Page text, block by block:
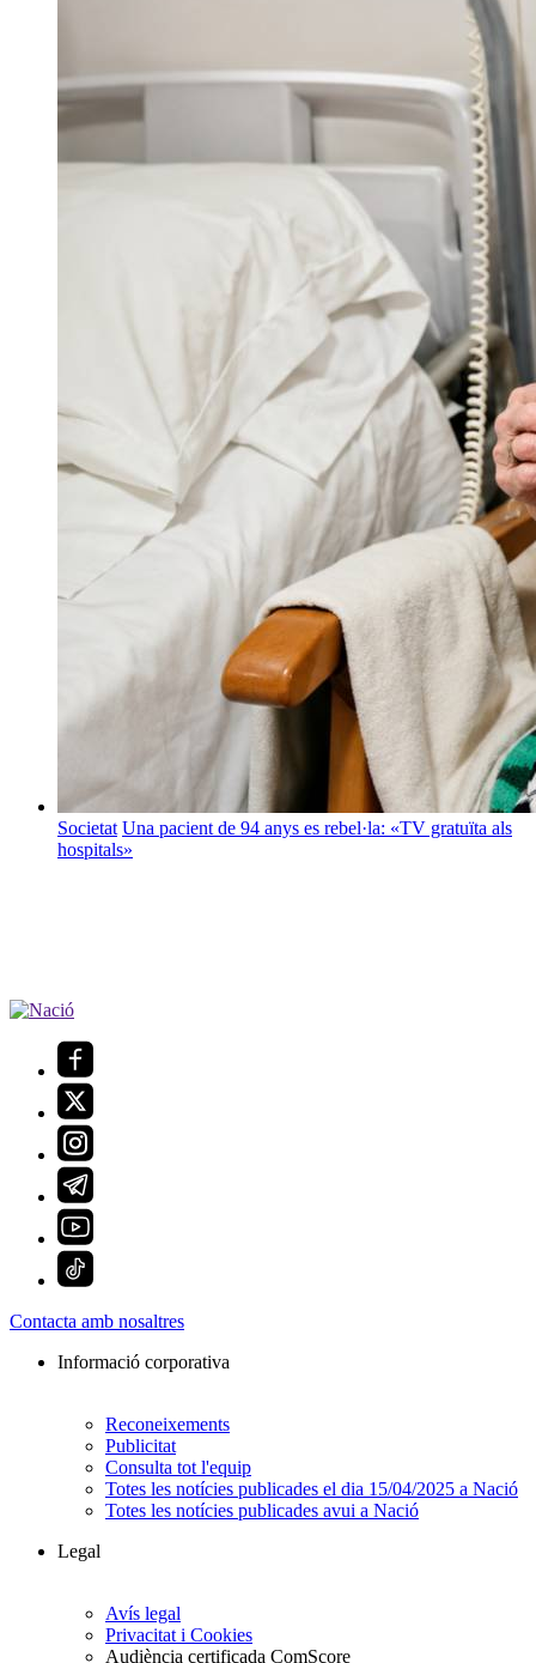
Societat Una pacient de 94 anys es rebel·la: «TV gratuïta als
hospitals»
Contacta amb nosaltres
Informació corporativa
Reconeixements
Publicitat
Consulta tot l'equip
Totes les notícies publicades el dia 15/04/2025 a Nació
Totes les notícies publicades avui a Nació
Legal
Avís legal
Privacitat i Cookies
Audiència certificada ComScore